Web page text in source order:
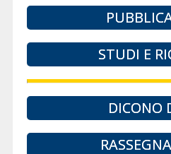
STUDI E
DICONO